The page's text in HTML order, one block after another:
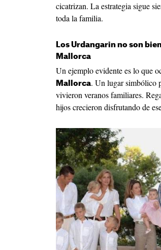
cicatrizan. La estrategia sigue
toda la familia.
Los Urdangarin no son
Mallorca
Un ejemplo evidente es lo que
Mallorca. Un lugar simbólico
vivieron veranos familiares.
hijos crecieron disfrutando de